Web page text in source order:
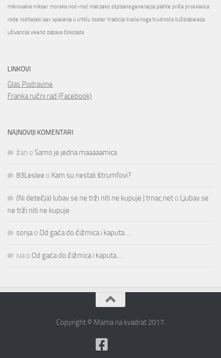
mikrovalna mikser morska noć-noć mali zeko otpisana generacija plahte priča prva kavica
rode roditeljski sex spavanje u vrtiću toster tradicija treća noga trudnoća tužibabareza
uživancija vikend zabava čokolada
LINKOVI
Glas Podravine
Franka ručni rad (Facebook)
NAJNOVIJI KOMENTARI
žan o Samo je jedna maaaaamica
83Leslee o Kam su nestali štrumfovi?
(Ni detečja) lubav se ne trži niti ne kupuje | trnac.net o Ljubav se
ne trži niti ne kupuje
sonjao Od gaća do čižmica i kaputa…
iva o Od gaća do čižmica i kaputa…
Copyright © Mama na kvadrat 2017.